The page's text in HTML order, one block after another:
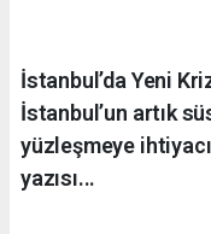
İstanbul’da Yeni
İstanbul’un artık
yüzleşmeye
yazısı...